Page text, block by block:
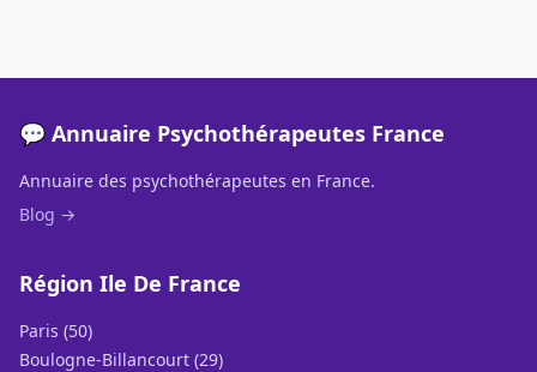
💬 Annuaire Psychothérapeutes France
Annuaire des psychothérapeutes en France.
Blog →
Région Ile De France
Paris (50)
Boulogne-Billancourt (29)